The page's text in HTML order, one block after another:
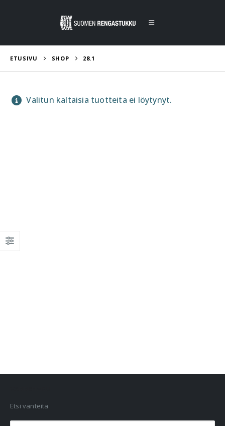
ETUSIVU SHOP 28.1
Valitun kaltaisia tuotteita ei löytynyt.
Etsi vanteita